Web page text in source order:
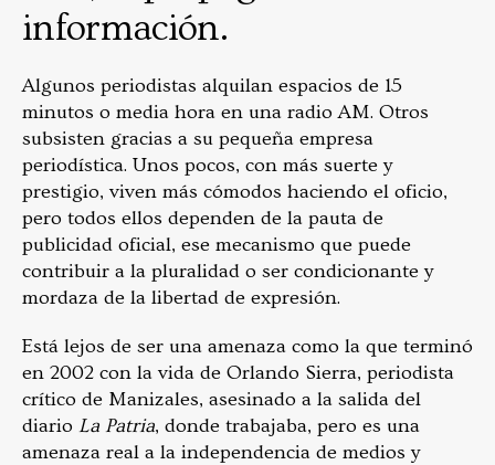
información.
Algunos periodistas alquilan espacios de 15
minutos o media hora en una radio AM. Otros
subsisten gracias a su pequeña empresa
periodística. Unos pocos, con más suerte y
prestigio, viven más cómodos haciendo el oficio,
pero todos ellos dependen de la pauta de
publicidad oficial, ese mecanismo que puede
contribuir a la pluralidad o ser condicionante y
mordaza de la libertad de expresión.
Está lejos de ser una amenaza como la que terminó
en 2002 con la vida de Orlando Sierra, periodista
crítico de Manizales, asesinado a la salida del
diario La Patria, donde trabajaba, pero es una
amenaza real a la independencia de medios y